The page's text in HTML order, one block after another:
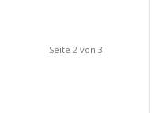
Seite 2 von 3